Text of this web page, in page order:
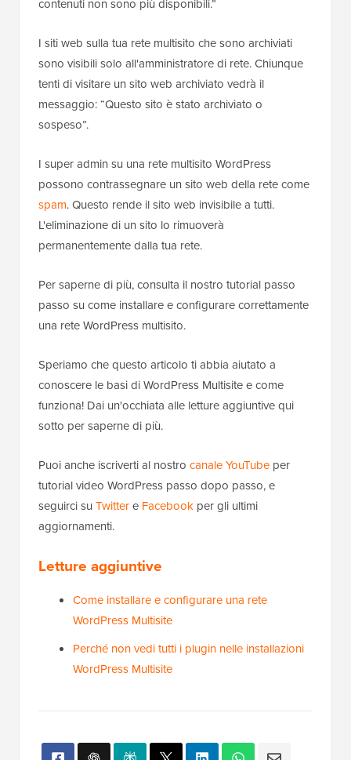
I siti web sulla tua rete multisito che sono archiviati
sono visibili solo all'amministratore di rete. Chiunque
tenti di visitare un sito web archiviato vedrà il
messaggio: “Questo sito è stato archiviato o
sospeso”.
I super admin su una rete multisito WordPress
possono contrassegnare un sito web della rete come
spam. Questo rende il sito web invisibile a tutti.
L'eliminazione di un sito lo rimuoverà
permanentemente dalla tua rete.
Per saperne di più, consulta il nostro tutorial passo
passo su come installare e configurare correttamente
una rete WordPress multisito.
Speriamo che questo articolo ti abbia aiutato a
conoscere le basi di WordPress Multisite e come
funziona! Dai un'occhiata alle letture aggiuntive qui
sotto per saperne di più.
Puoi anche iscriverti al nostro canale YouTube per
tutorial video WordPress passo dopo passo, e
seguirci su Twittere Facebook per gli ultimi
aggiornamenti.
Letture aggiuntive
Come installare e configurare una rete
WordPress Multisite
Perché non vedi tutti i plugin nelle installazioni
WordPress Multisite